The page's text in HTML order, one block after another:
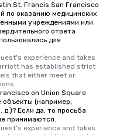
Tours also provides a
durations. Our
incentives.
St. Francis San Francisco
по оказанию медицинских
учреждениями или
ответа
для
experience and takes
has established strict
that either meet or
on Union Square
(например,
Если да, то просьба
принимаются.
experience and takes